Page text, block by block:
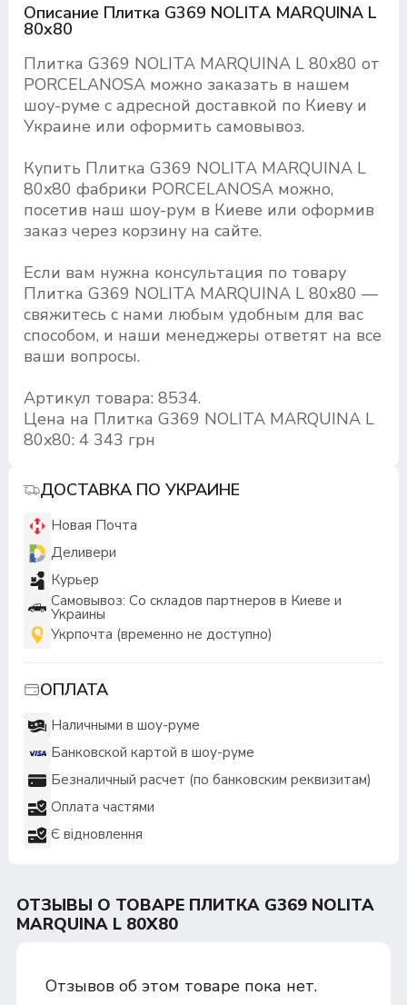
Описание Плитка G369 NOLITA MARQUINA L
80x80
Плитка G369 NOLITA MARQUINA L 80x80 от
PORCELANOSA можно заказать в нашем
шоу-руме с адресной доставкой по Киеву и
Украине или оформить самовывоз.
Купить Плитка G369 NOLITA MARQUINA L
80x80 фабрики PORCELANOSA можно,
посетив наш шоу-рум в Киеве или оформив
заказ через корзину на сайте.
Если вам нужна консультация по товару
Плитка G369 NOLITA MARQUINA L 80x80 —
свяжитесь с нами любым удобным для вас
способом, и наши менеджеры ответят на все
ваши вопросы.
Артикул товара: 8534.
Цена на Плитка G369 NOLITA MARQUINA L
80x80: 4 343 грн
ДОСТАВКА ПО УКРАИНЕ
Новая Почта
Деливери
Курьер
Самовывоз: Со складов партнеров в Киеве и
Украины
Укрпочта (временно не доступно)
ОПЛАТА
Наличными в шоу-руме
Банковской картой в шоу-руме
Безналичный расчет (по банковским реквизитам)
Оплата частями
Є відновлення
ОТЗЫВЫ О ТОВАРЕ ПЛИТКА G369 NOLITA
MARQUINA L 80X80
Отзывов об этом товаре пока нет.